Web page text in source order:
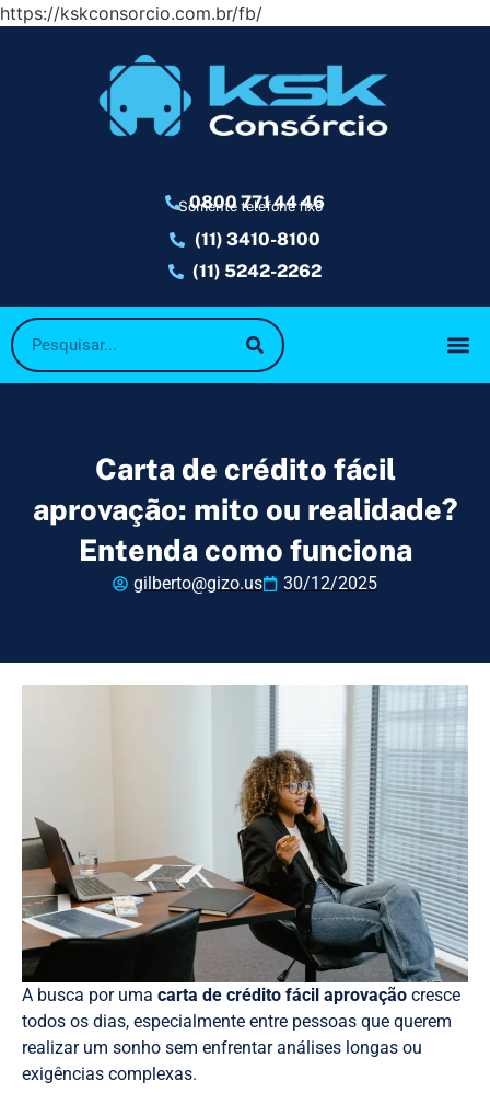
https://kskconsorcio.com.br/fb/
0800 771 44 46
Somente telefone fixo
(11) 3410-8100
(11) 5242-2262
Carta de crédito fácil
aprovação: mito ou realidade?
Entenda como funciona
gilberto@gizo.us 30/12/2025
A busca por uma carta de crédito fácil aprovação cresce
todos os dias, especialmente entre pessoas que querem
realizar um sonho sem enfrentar análises longas ou
exigências complexas.